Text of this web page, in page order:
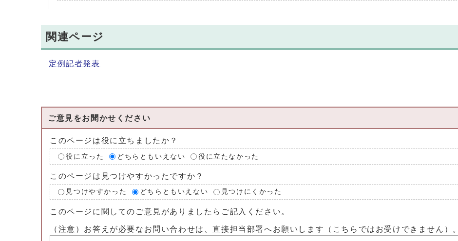
関連ページ
定例記者発表
ご意見をお聞かせください
このページは役に立ちましたか？
役に立った どちらともいえない 役に立たなかった
このページは見つけやすかったですか？
見つけやすかった どちらともいえない 見つけにくかった
このページに関してのご意見がありましたらご記入ください。
（注意）お答えが必要なお問い合わせは、直接担当部署へお願いします（こちらではお受けできません）。